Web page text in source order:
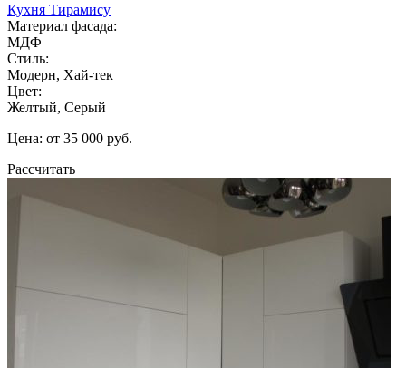
Кухня Тирамису
Материал фасада:
МДФ
Стиль:
Модерн, Хай-тек
Цвет:
Желтый, Серый
Цена: от 35 000 руб.
Рассчитать